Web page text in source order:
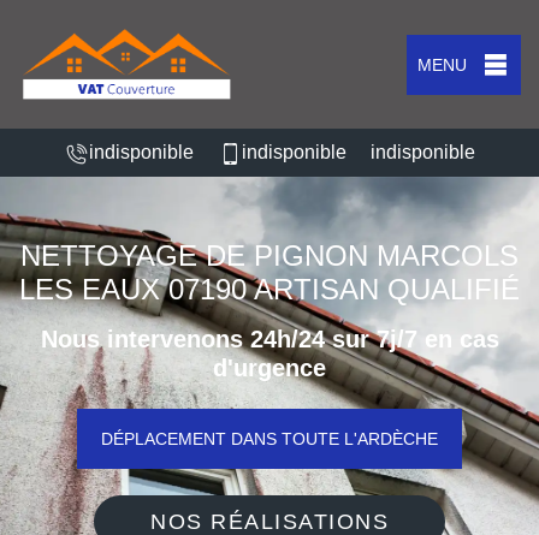
MENU
indisponible indisponible indisponible
NETTOYAGE DE PIGNON MARCOLS
LES EAUX 07190 ARTISAN QUALIFIÉ
Nous intervenons 24h/24 sur 7j/7 en cas
d'urgence
DÉPLACEMENT DANS TOUTE L'ARDÈCHE
NOS RÉALISATIONS